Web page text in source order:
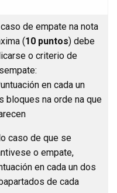
caso de empate na nota
(10 puntos) debe
o criterio de
en cada un
bloques na orde na que
caso de que se
o empate,
en cada un dos
de cada